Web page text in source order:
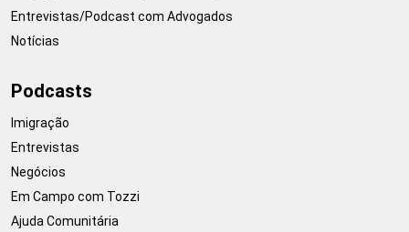
Entrevistas/Podcast com Advogados
Notícias
Podcasts
Imigração
Entrevistas
Negócios
Em Campo com Tozzi
Ajuda Comunitária